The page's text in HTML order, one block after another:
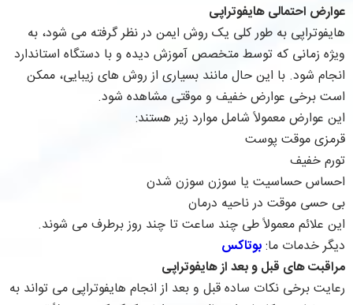
عوارض احتمالی هایفوتراپی
هایفوتراپی به طور کلی یک روش ایمن در نظر گرفته می شود، به
ویژه زمانی که توسط متخصص آموزش دیده و با دستگاه استاندارد
انجام شود. با این حال مانند بسیاری از روش های زیبایی، ممکن
است برخی عوارض خفیف و موقتی مشاهده شود.
این عوارض معمولاً شامل موارد زیر هستند:
قرمزی موقت پوست
تورم خفیف
احساس حساسیت یا سوزن سوزن شدن
بی حسی موقت در ناحیه درمان
این علائم معمولاً طی چند ساعت تا چند روز برطرف می شوند.
دیگر خدمات ما:بوتاکس
مراقبت های قبل و بعد از هایفوتراپی
رعایت برخی نکات ساده قبل و بعد از انجام هایفوتراپی می تواند به